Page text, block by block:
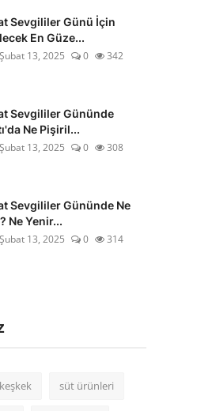
Sevgililer Günü İçin
En Güze...
Şubat 13, 2025 0 342
Sevgililer Gününde
Ne Pişiril...
Şubat 13, 2025 0 308
Sevgililer Gününde Ne
Ne Yenir...
Şubat 13, 2025 0 314
keşkek süt ürünleri